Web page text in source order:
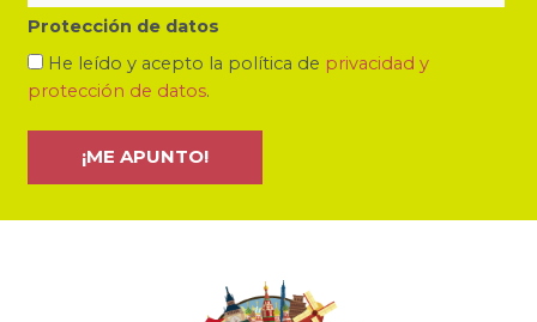
Protección de datos
He leído y acepto la política de privacidad y
protección de datos.